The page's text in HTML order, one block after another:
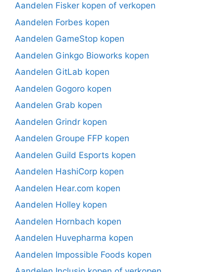
Aandelen Fisker kopen of verkopen
Aandelen Forbes kopen
Aandelen GameStop kopen
Aandelen Ginkgo Bioworks kopen
Aandelen GitLab kopen
Aandelen Gogoro kopen
Aandelen Grab kopen
Aandelen Grindr kopen
Aandelen Groupe FFP kopen
Aandelen Guild Esports kopen
Aandelen HashiCorp kopen
Aandelen Hear.com kopen
Aandelen Holley kopen
Aandelen Hornbach kopen
Aandelen Huvepharma kopen
Aandelen Impossible Foods kopen